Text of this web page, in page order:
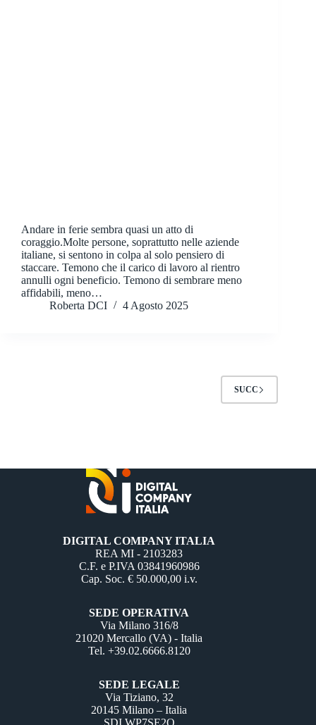
Andare in ferie sembra quasi un atto di
coraggio.Molte persone, soprattutto nelle aziende
italiane, si sentono in colpa al solo pensiero di
staccare. Temono che il carico di lavoro al rientro
annulli ogni beneficio. Temono di sembrare meno
affidabili, meno…
Roberta DCI
4 Agosto 2025
SUCC
DIGITAL COMPANY ITALIA
REA MI - 2103283
C.F. e P.IVA 03841960986
Cap. Soc. € 50.000,00 i.v.
SEDE OPERATIVA
Via Milano 316/8
21020 Mercallo (VA) - Italia
Tel. +39.02.6666.8120
SEDE LEGALE
Via Tiziano, 32
20145 Milano – Italia
SDI WP7SE2Q